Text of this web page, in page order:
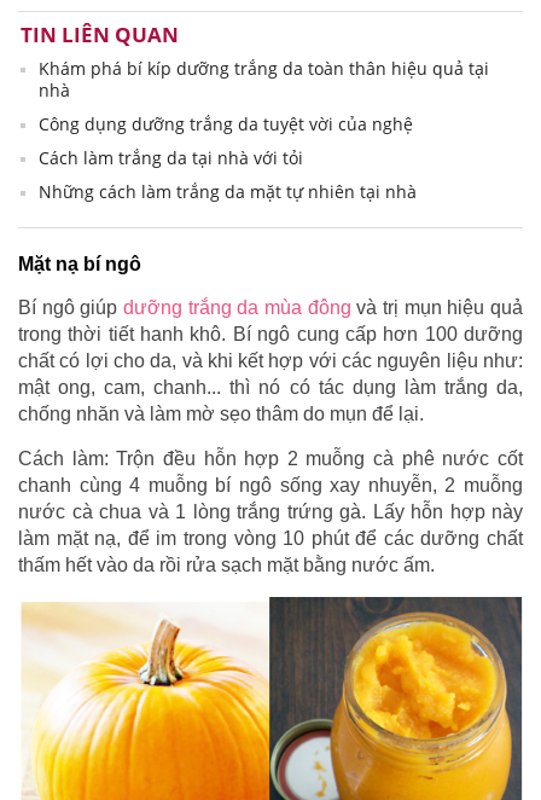
TIN LIÊN QUAN
Khám phá bí kíp dưỡng trắng da toàn thân hiệu quả tại
nhà
Công dụng dưỡng trắng da tuyệt vời của nghệ
Cách làm trắng da tại nhà với tỏi
Những cách làm trắng da mặt tự nhiên tại nhà
Mặt nạ bí ngô
Bí ngô giúp dưỡng trắng da mùa đông và trị mụn hiệu quả
trong thời tiết hanh khô. Bí ngô cung cấp hơn 100 dưỡng
chất có lợi cho da, và khi kết hợp với các nguyên liệu như:
mật ong, cam, chanh... thì nó có tác dụng làm trắng da,
chống nhăn và làm mờ sẹo thâm do mụn để lại.
Cách làm: Trộn đều hỗn hợp 2 muỗng cà phê nước cốt
chanh cùng 4 muỗng bí ngô sống xay nhuyễn, 2 muỗng
nước cà chua và 1 lòng trắng trứng gà. Lấy hỗn hợp này
làm mặt nạ, để im trong vòng 10 phút để các dưỡng chất
thấm hết vào da rồi rửa sạch mặt bằng nước ấm.